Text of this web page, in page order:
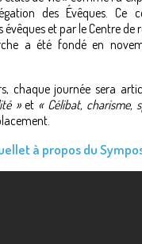
des Évêques. Ce
évêques et par le Centre
a été fondé en
chaque journée sera
»et « Célibat, charisme,
à propos du